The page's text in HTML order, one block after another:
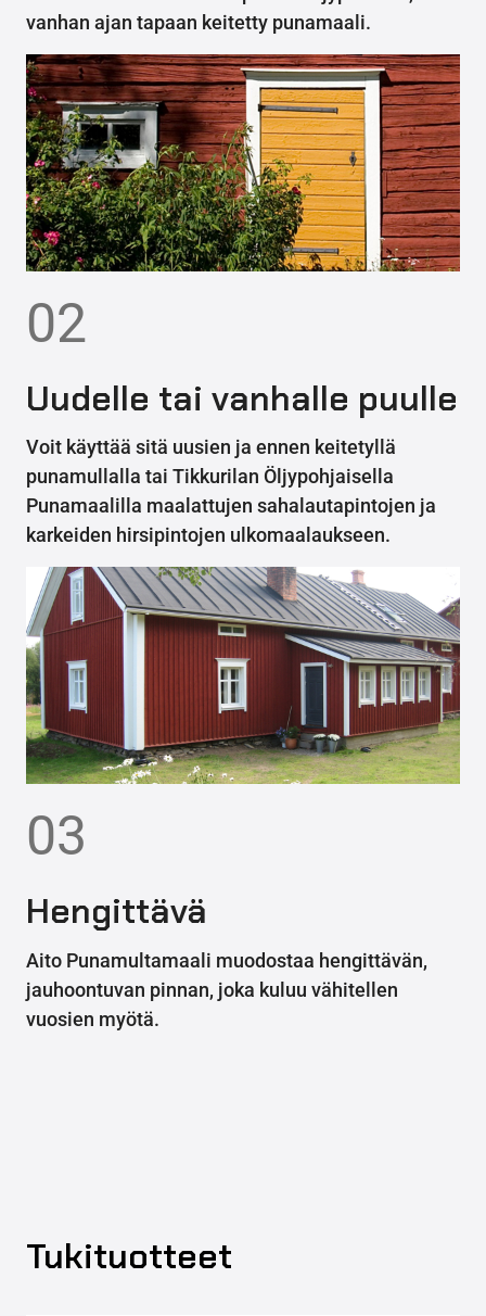
vanhan ajan tapaan keitetty punamaali.
02
Uudelle tai vanhalle puulle
Voit käyttää sitä uusien ja ennen keitetyllä
punamullalla tai Tikkurilan Öljypohjaisella
Punamaalilla maalattujen sahalautapintojen ja
karkeiden hirsipintojen ulkomaalaukseen.
03
Hengittävä
Aito Punamultamaali muodostaa hengittävän,
jauhoontuvan pinnan, joka kuluu vähitellen
vuosien myötä.
Tukituotteet